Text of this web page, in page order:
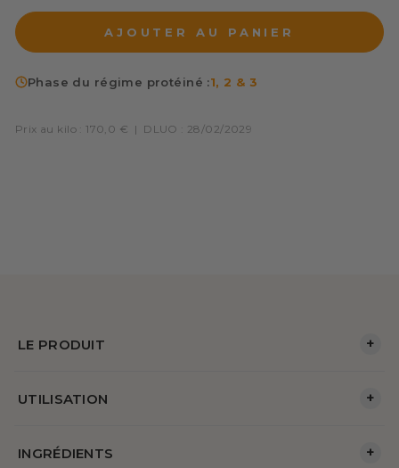
AJOUTER AU PANIER
Phase du régime protéiné :1, 2 & 3
Prix au kilo : 170,0 € | DLUO : 28/02/2029
LE PRODUIT +
UTILISATION +
INGRÉDIENTS +